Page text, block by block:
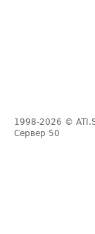
1998-2026 ©
Сервер 50